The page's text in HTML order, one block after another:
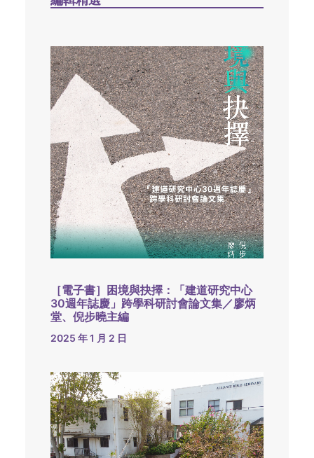
［電子書］困境與抉擇：「建道研究中心
30週年誌慶」跨學科研討會論文集／廖炳
堂、倪步曉主編
2025 年 1 月 2 日